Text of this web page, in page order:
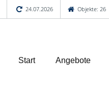
24.07.2026 Objekte: 26
Start Angebote